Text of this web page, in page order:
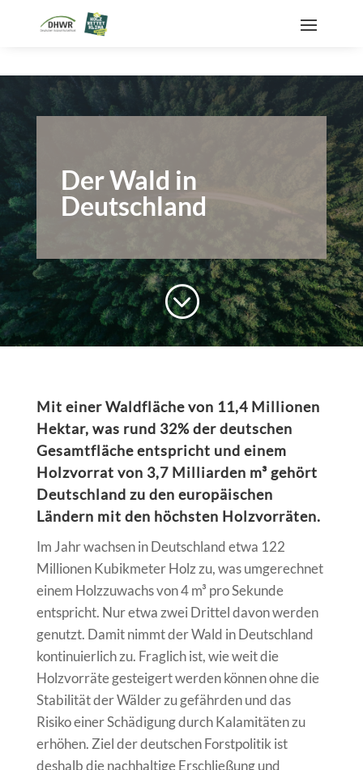
Der Wald in
Deutschland
;
Mit einer Waldfläche von 11,4 Millionen
Hektar, was rund 32% der deutschen
Gesamtfläche entspricht und einem
Holzvorrat von 3,7 Milliarden m³ gehört
Deutschland zu den europäischen
Ländern mit den höchsten Holzvorräten.
Im Jahr wachsen in Deutschland etwa 122
Millionen Kubikmeter Holz zu, was umgerechnet
einem Holzzuwachs von 4 m³ pro Sekunde
entspricht. Nur etwa zwei Drittel davon werden
genutzt. Damit nimmt der Wald in Deutschland
kontinuierlich zu. Fraglich ist, wie weit die
Holzvorräte gesteigert werden können ohne die
Stabilität der Wälder zu gefährden und das
Risiko einer Schädigung durch Kalamitäten zu
erhöhen. Ziel der deutschen Forstpolitik ist
deshalb die nachhaltige Erschließung und